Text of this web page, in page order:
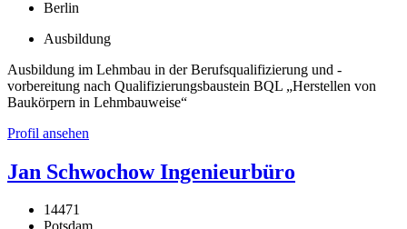
Berlin
Ausbildung
Ausbildung im Lehmbau in der Berufsqualifizierung und -
vorbereitung nach Qualifizierungsbaustein BQL „Herstellen von
Baukörpern in Lehmbauweise“
Profil ansehen
Jan Schwochow Ingenieurbüro
14471